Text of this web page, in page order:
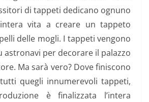
di tappeti dedicano ognuno
vita a creare un tappeto
delle mogli. I tappeti vengono
astronavi per decorare il palazzo
Ma sarà vero? Dove finiscono
quegli innumerevoli tappeti,
è finalizzata l’intera